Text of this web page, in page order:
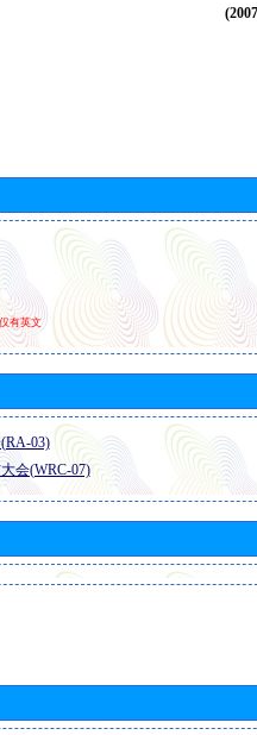
仅有英文
03)
会(WRC-07)